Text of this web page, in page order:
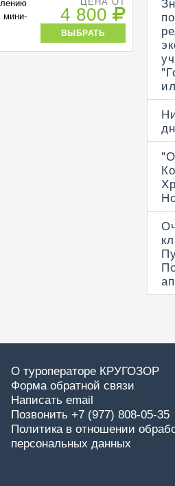
4 800
ВЫБРАТЬ
О туроператоре КРУГОЗОР
Форма обратной связи
Написать email
Позвонить +7 (977) 808-05-35
Политика в отношении
персональных данных